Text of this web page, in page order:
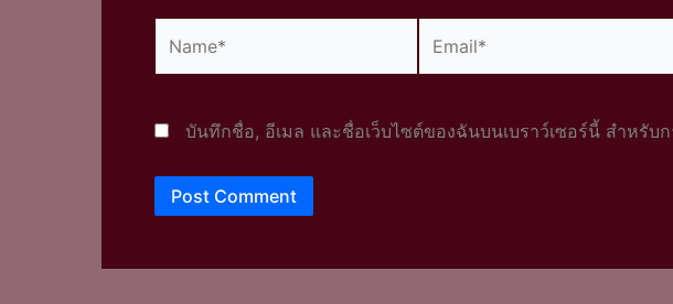
บันทึกชื่อ, อีเมล และชื่อเว็บไซต์ของฉันบนเบราว์เซอร์นี้ สำหรับ